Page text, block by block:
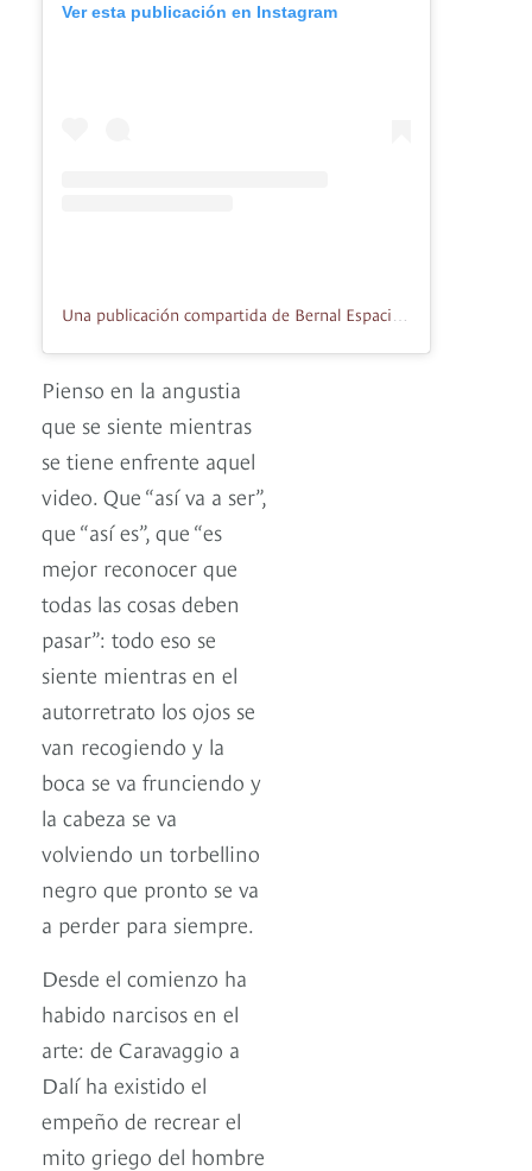
Ver esta publicación en Instagram
Pienso en la angustia
que se siente mientras
se tiene enfrente aquel
video. Que “así va a ser”,
que “así es”, que “es
mejor reconocer que
todas las cosas deben
pasar”: todo eso se
siente mientras en el
autorretrato los ojos se
van recogiendo y la
boca se va frunciendo y
la cabeza se va
volviendo un torbellino
negro que pronto se va
a perder para siempre.
Desde el comienzo ha
habido narcisos en el
arte: de Caravaggio a
Dalí ha existido el
empeño de recrear el
mito griego del hombre